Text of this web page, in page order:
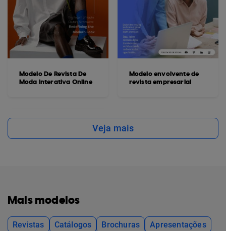
Modelo De Revista De
Moda Interativa Online
Modelo envolvente de
revista empresarial
Veja mais
Mais modelos
Revistas Catálogos Brochuras
Apresentações